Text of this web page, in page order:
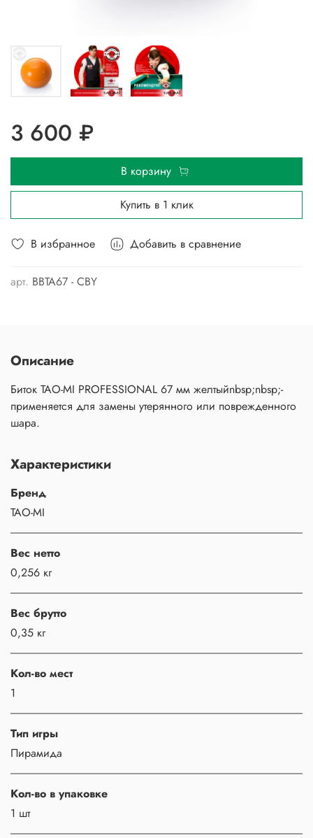
В избранное Добавить в сравнение
арт. BBTA67 - CBY
3 600 ₽
В корзину
Купить в 1 клик
Описание
Биток TAO-MI PROFESSIONAL 67 мм желтыйnbsp;nbsp;-
применяется для замены утерянного или поврежденного
шара.
Характеристики
Бренд
TAO-MI
Вес нетто
0,256 кг
Вес брутто
0,35 кг
Кол-во мест
1
Тип игры
Пирамида
Кол-во в упаковке
1 шт